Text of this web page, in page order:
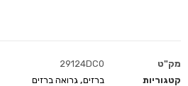
מק"ט
29124DC0
קטגוריות
ברזים, גרואה ברזים